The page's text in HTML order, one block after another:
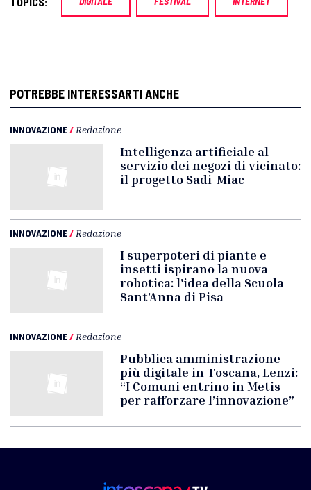
POTREBBE INTERESSARTI ANCHE
INNOVAZIONE/ Redazione
Intelligenza artificiale al
servizio dei negozi di vicinato:
il progetto Sadi-Miac
INNOVAZIONE/ Redazione
I superpoteri di piante e
insetti ispirano la nuova
robotica: l'idea della Scuola
Sant’Anna di Pisa
INNOVAZIONE/ Redazione
Pubblica amministrazione
più digitale in Toscana, Lenzi:
“I Comuni entrino in Metis
per rafforzare l’innovazione”